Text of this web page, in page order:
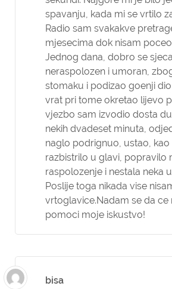
spavanju, kada mi se vrtilo
Radio sam svakakve
mjesecima dok nisam
Jednog dana, dobro se
neraspolozen i umoran,
stomaku i podizao goenji
vrat pri tome okretao lijevo
vjezbo sam izvodio dosta
nekih dvadeset minuta,
naglo podrignuo, ustao, kao
razbistrilo u glavi, popravilo
raspolozenje i nestala neka
Poslije toga nikada vise
vrtoglavice.Nadam se da ce
pomoci moje iskustvo!
bisa